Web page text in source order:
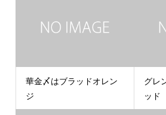
華金〆はブラッドオレン
ジ
グレ
ッド